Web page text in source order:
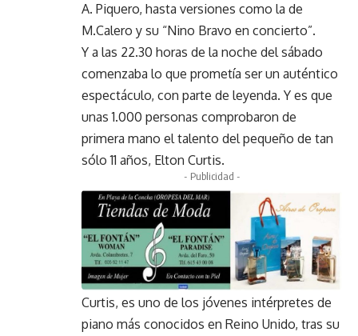
A. Piquero, hasta versiones como la de
M.Calero y su “Nino Bravo en concierto”.
Y a las 22.30 horas de la noche del sábado
comenzaba lo que prometía ser un auténtico
espectáculo, con parte de leyenda. Y es que
unas 1.000 personas comprobaron de
primera mano el talento del pequeño de tan
sólo 11 años, Elton Curtis.
- Publicidad -
Curtis, es uno de los jóvenes intérpretes de
piano más conocidos en Reino Unido, tras su